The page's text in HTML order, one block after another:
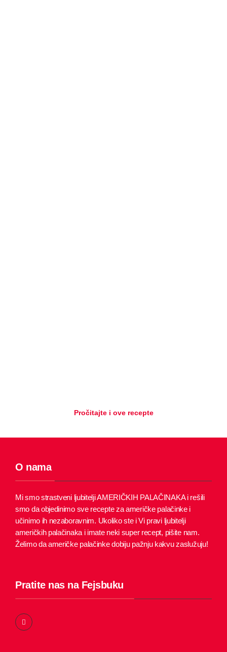
Pročitajte i ove recepte
O nama
Mi smo strastveni ljubitelji AMERIČKIH PALAČINAKA i rešili
smo da objedinimo sve recepte za američke palačinke i
učinimo ih nezaboravnim. Ukoliko ste i Vi pravi ljubitelji
američkih palačinaka i imate neki super recept, pišite nam.
Želimo da američke palačinke dobiju pažnju kakvu zaslužuju!
Pratite nas na Fejsbuku
F
a
c
e